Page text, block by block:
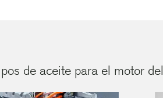
de aceite para el motor